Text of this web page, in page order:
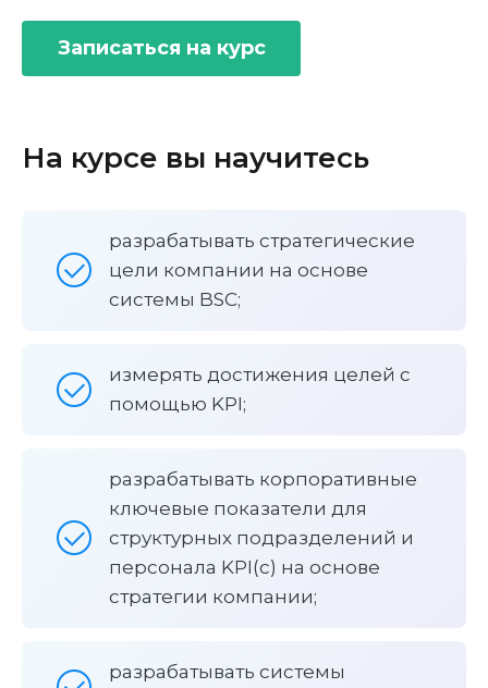
Записаться на курс
На курсе вы научитесь
разрабатывать стратегические
цели компании на основе
системы BSC;
измерять достижения целей с
помощью KPI;
разрабатывать корпоративные
ключевые показатели для
структурных подразделений и
персонала KPI(c) на основе
стратегии компании;
разрабатывать системы